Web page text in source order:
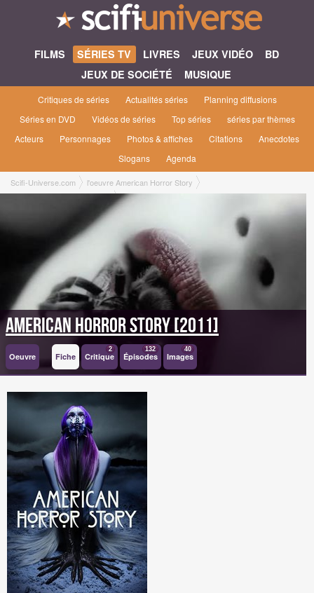
FILMS SÉRIES TV LIVRES JEUX VIDÉO
BD
JEUX DE SOCIÉTÉ
MUSIQUE
Critiques de séries Actualités séries
Planning diffusions
Séries en DVD
Vidéos de séries Top séries
séries par thèmes
Acteurs
Personnages Photos & affiches Citations
Anecdotes
Slogans
Agenda
Scifi-Universe.com
l'oeuvre American Horror Story
American Horror Story [2011]
American Horror Story [2011]
Oeuvre Fiche Critique
2
Épisodes
132
Images
40